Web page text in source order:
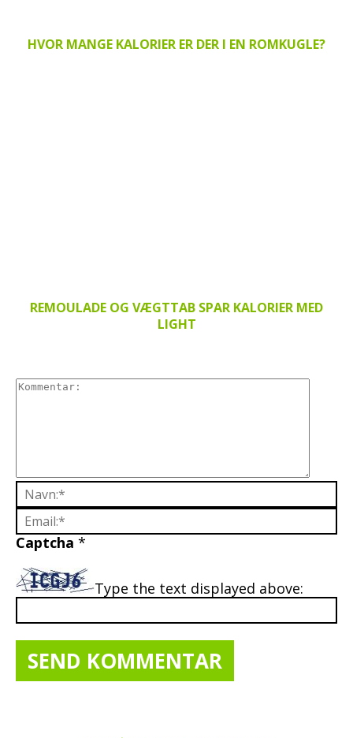
HVOR MANGE KALORIER ER DER I EN ROMKUGLE?
REMOULADE OG VÆGTTAB SPAR KALORIER MED
LIGHT
Captcha *
Type the text displayed above: